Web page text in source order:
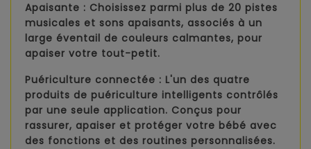
Apaisante : Choisissez parmi plus de 20 pistes
musicales et sons apaisants, associés à un
large éventail de couleurs calmantes, pour
apaiser votre tout-petit.
Puériculture connectée : L'un des quatre
produits de puériculture intelligents contrôlés
par une seule application. Conçus pour
rassurer, apaiser et protéger votre bébé avec
des fonctions et des routines personnalisées.